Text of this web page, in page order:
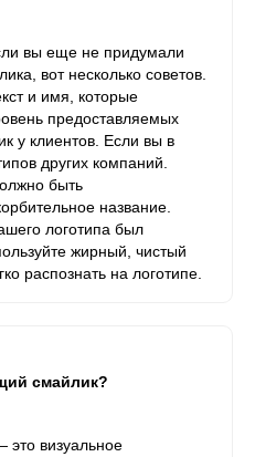
вы еще не придумали
вот несколько советов.
и имя, которые
предоставляемых
у клиентов. Если вы в
других компаний.
быть
название.
логотипа был
жирный, чистый
распознать на логотипе.
смайлик?
визуальное